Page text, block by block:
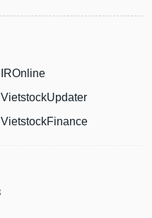
IROnline
VietstockUpdater
VietstockFinance